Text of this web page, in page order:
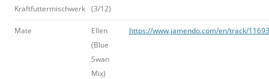
Kraftfuttermischwerk (3/12)
Mate
Ellen
(Blue
Swan
Mix)
https://www.jamendo.com/en/track/